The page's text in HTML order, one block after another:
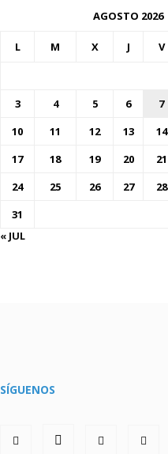
AGOSTO 2026
L M X J V
3
4 5 6 7
10
11 12 13 14
17
18 19 20 21
24
25 26 27 28
31
« JUL
SÍGUENOS